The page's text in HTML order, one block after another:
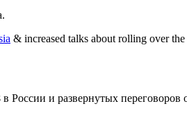
& increased talks about rolling over
и развернутых